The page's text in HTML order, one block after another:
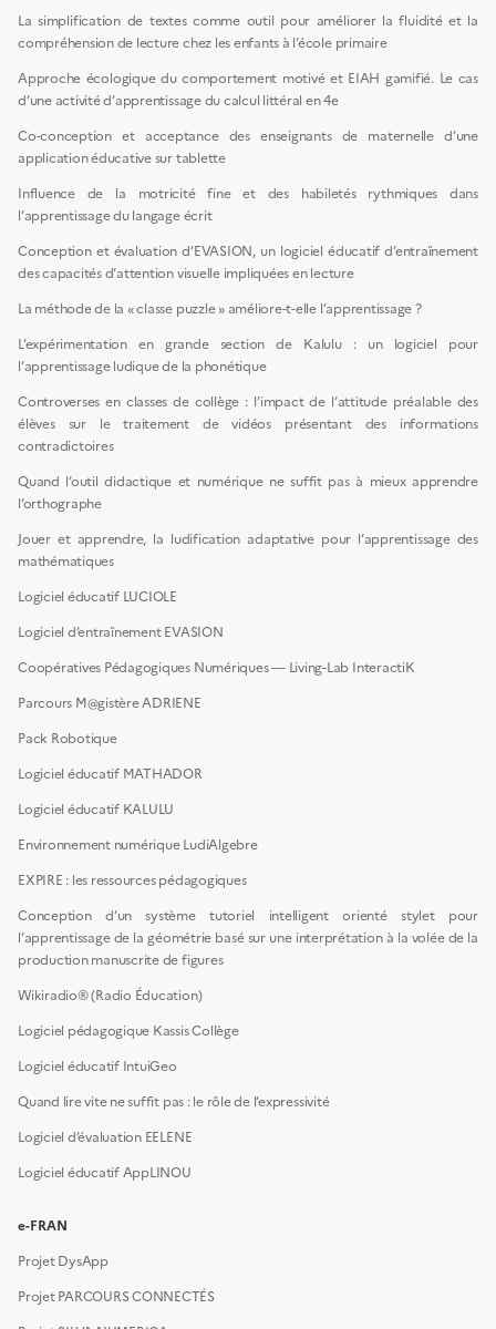
La simplification de textes comme outil pour améliorer la fluidité et la
compréhension de lecture chez les enfants à l’école primaire
Approche écologique du comportement motivé et EIAH gamifié. Le cas
d’une activité d’apprentissage du calcul littéral en 4e
Co-conception et acceptance des enseignants de maternelle d’une
application éducative sur tablette
Influence de la motricité fine et des habiletés rythmiques dans
l’apprentissage du langage écrit
Conception et évaluation d’EVASION, un logiciel éducatif d’entraînement
des capacités d’attention visuelle impliquées en lecture
La méthode de la « classe puzzle » améliore-t-elle l’apprentissage ?
L’expérimentation en grande section de Kalulu : un logiciel pour
l’apprentissage ludique de la phonétique
Controverses en classes de collège : l’impact de l’attitude préalable des
élèves sur le traitement de vidéos présentant des informations
contradictoires
Quand l’outil didactique et numérique ne suffit pas à mieux apprendre
l’orthographe
Jouer et apprendre, la ludification adaptative pour l’apprentissage des
mathématiques
Logiciel éducatif LUCIOLE
Logiciel d’entraînement EVASION
Coopératives Pédagogiques Numériques — Living-Lab InteractiK
Parcours M@gistère ADRIENE
Pack Robotique
Logiciel éducatif MATHADOR
Logiciel éducatif KALULU
Environnement numérique LudiAlgebre
EXPIRE : les ressources pédagogiques
Conception d’un système tutoriel intelligent orienté stylet pour
l’apprentissage de la géométrie basé sur une interprétation à la volée de la
production manuscrite de figures
Wikiradio® (Radio Éducation)
Logiciel pédagogique Kassis Collège
Logiciel éducatif IntuiGeo
Quand lire vite ne suffit pas : le rôle de l’expressivité
Logiciel d’évaluation EELENE
Logiciel éducatif AppLINOU
e-FRAN
Projet DysApp
Projet PARCOURS CONNECTÉS